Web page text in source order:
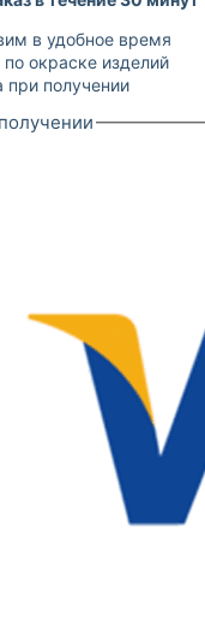
в удобное время
по окраске изделий
при получении